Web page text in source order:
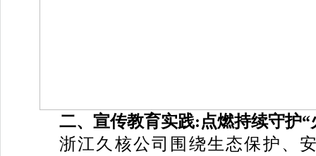
二、宣传教育实践:点燃持续守护“
浙江久核公司围绕生态保护、